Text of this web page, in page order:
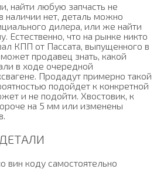
найти любую запчасть не
наличии нет, деталь можно
дилера, или же найти
что на рынке никто
КПП от Пассата, выпущенного в
продавец знать, какой
в ходе очередной
Продадут примерно такой
подойдет к конкретной
и не подойти. Хвостовик, к
на 5 мм или изменены